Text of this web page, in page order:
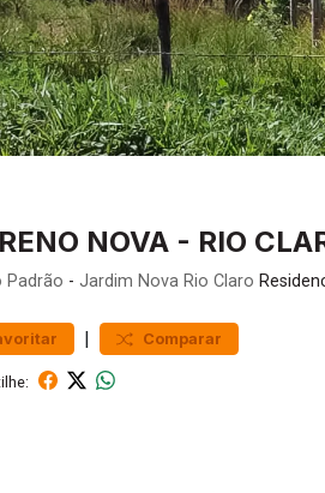
NOVA - RIO
Padrão - Jardim Nova Rio Claro
| Comparar